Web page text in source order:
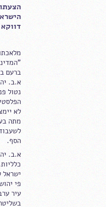
א.ב.
נטול
לא
מתה
הסף.
א.ב.
פי
עיר